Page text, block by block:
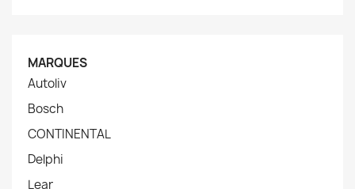
MARQUES
Autoliv
Bosch
CONTINENTAL
Delphi
Lear